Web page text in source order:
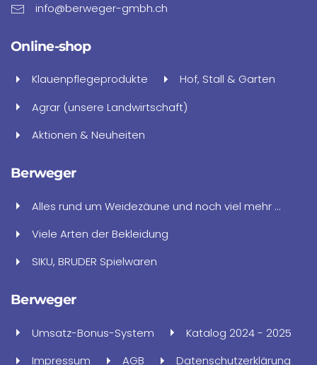
info@berweger-gmbh.ch
Online-shop
Klauenpflegeprodukte
Hof, Stall & Garten
Agrar (unsere Landwirtschaft)
Aktionen & Neuheiten
Berweger
Alles rund um Weidezäune und noch viel mehr ...
Viele Arten der Bekleidung
SIKU, BRUDER Spielwaren
Berweger
Umsatz-Bonus-System
Katalog 2024 - 2025
Impressum
AGB Datenschutzerklärung